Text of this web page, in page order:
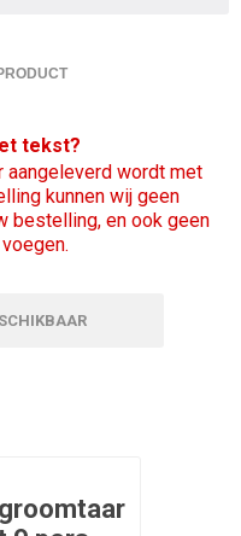
tekst?
aangeleverd wordt met
kunnen wij geen
bestelling, en ook geen